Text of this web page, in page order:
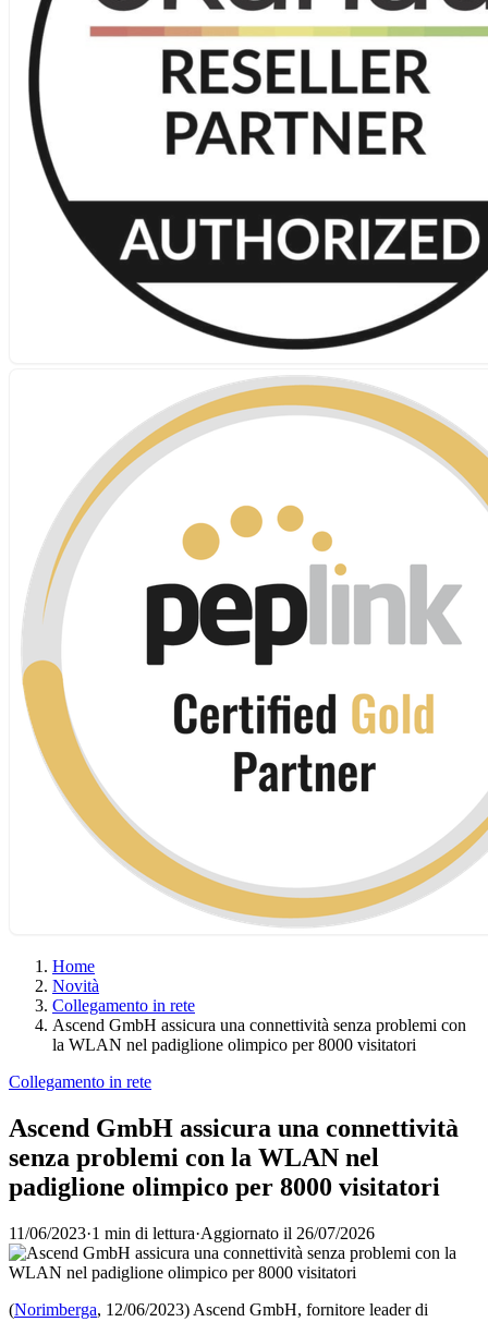
Home
Novità
Collegamento in rete
Ascend GmbH assicura una connettività senza problemi con
la WLAN nel padiglione olimpico per 8000 visitatori
Collegamento in rete
Ascend GmbH assicura una connettività
senza problemi con la WLAN nel
padiglione olimpico per 8000 visitatori
11/06/2023·1 min di lettura·Aggiornato il 26/07/2026
(Norimberga, 12/06/2023) Ascend GmbH, fornitore leader di